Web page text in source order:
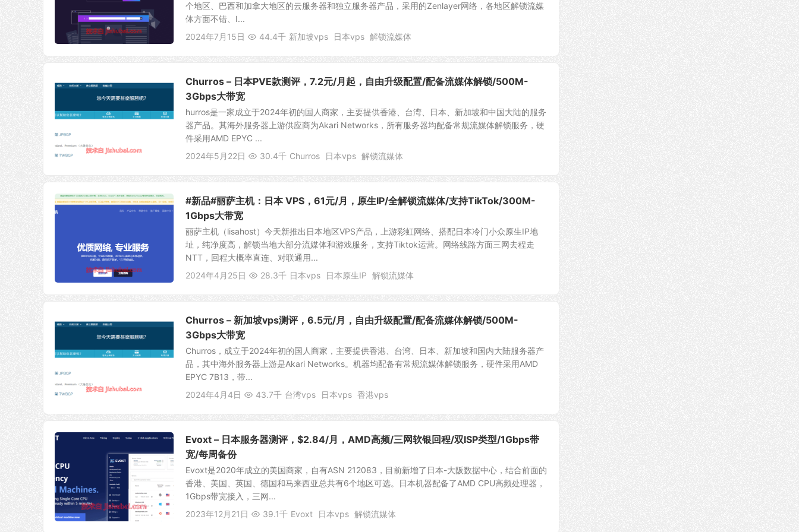
个地区、巴西和加拿大地区的云服务器和独立服务器产品，采用的Zenlayer网络，各地区解锁流媒
体方面不错、I...
2024年7月15日
44.4千 新加坡vps 日本vps 解锁流媒体
Churros – 日本PVE款测评，7.2元/月起，自由升级配置/配备流媒体解锁/500M-
3Gbps大带宽
hurros是一家成立于2024年初的国人商家，主要提供香港、台湾、日本、新加坡和中国大陆的服务
器产品。其海外服务器上游供应商为Akari Networks，所有服务器均配备常规流媒体解锁服务，硬
件采用AMD EPYC ...
2024年5月22日
30.4千 Churros 日本vps 解锁流媒体
#新品#丽萨主机：日本 VPS，61元/月，原生IP/全解锁流媒体/支持TikTok/300M-
1Gbps大带宽
丽萨主机（lisahost）今天新推出日本地区VPS产品，上游彩虹网络、搭配日本冷门小众原生IP地
址，纯净度高，解锁当地大部分流媒体和游戏服务，支持Tiktok运营。网络线路方面三网去程走
NTT，回程大概率直连、对联通用...
2024年4月25日
28.3千 日本vps 日本原生IP 解锁流媒体
Churros – 新加坡vps测评，6.5元/月，自由升级配置/配备流媒体解锁/500M-
3Gbps大带宽
Churros，成立于2024年初的国人商家，主要提供香港、台湾、日本、新加坡和国内大陆服务器产
品，其中海外服务器上游是Akari Networks。机器均配备有常规流媒体解锁服务，硬件采用AMD
EPYC 7B13，带...
2024年4月4日
43.7千 台湾vps 日本vps 香港vps
Evoxt – 日本服务器测评，$2.84/月，AMD高频/三网软银回程/双ISP类型/1Gbps带
宽/每周备份
Evoxt是2020年成立的美国商家，自有ASN 212083，目前新增了日本-大阪数据中心，结合前面的
香港、美国、英国、德国和马来西亚总共有6个地区可选。日本机器配备了AMD CPU高频处理器，
1Gbps带宽接入，三网...
2023年12月21日
39.1千 Evoxt 日本vps 解锁流媒体